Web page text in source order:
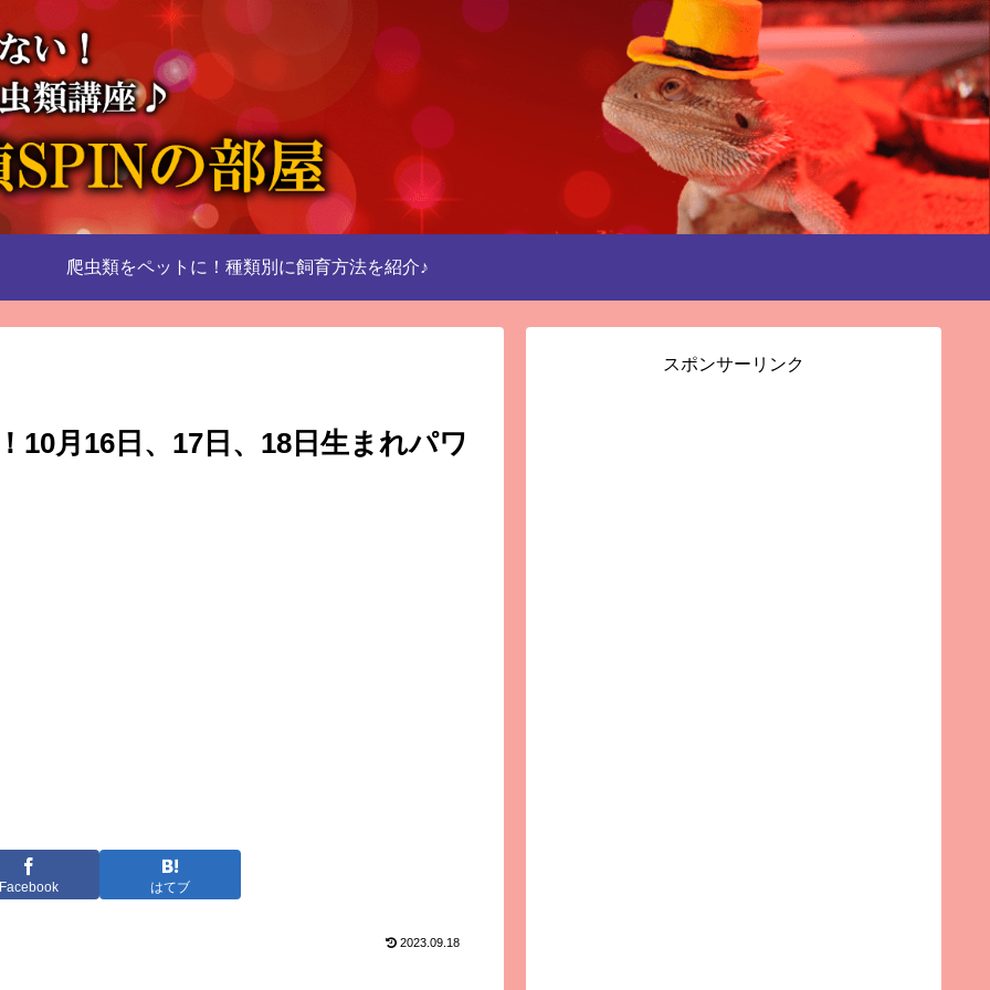
爬虫類をペットに！種類別に飼育方法を紹介♪
10月16日、17日、18日生まれパワ
Facebook はてブ
2023.09.18
スポンサーリンク